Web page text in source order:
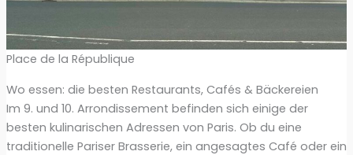
Place de la République
Wo essen: die besten Restaurants, Cafés & Bäckereien
Im 9. und 10. Arrondissement befinden sich einige der
besten kulinarischen Adressen von Paris. Ob du eine
traditionelle Pariser Brasserie, ein angesagtes Café oder ein